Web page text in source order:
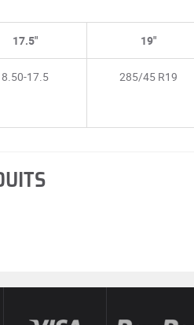
17.5"
8.50-17.5
19"
285/45 R19